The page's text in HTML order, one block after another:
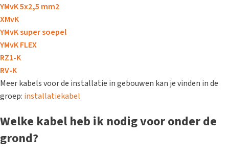
YMvK 5x2,5 mm2
XMvK
YMvK super soepel
YMvK FLEX
RZ1-K
RV-K
Meer kabels voor de installatie in gebouwen kan je vinden in de
groep: installatiekabel
Welke kabel heb ik nodig voor onder de
grond?